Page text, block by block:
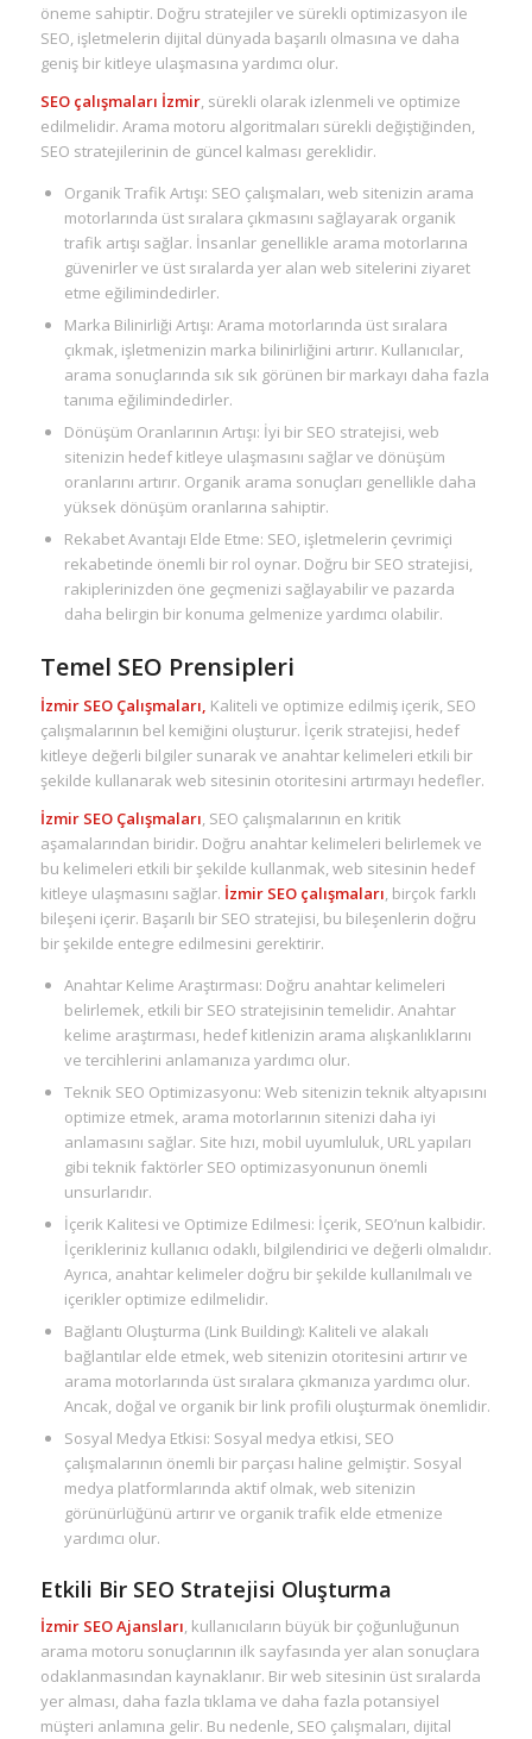
öneme sahiptir. Doğru stratejiler ve sürekli optimizasyon ile
SEO, işletmelerin dijital dünyada başarılı olmasına ve daha
geniş bir kitleye ulaşmasına yardımcı olur.
SEO çalışmaları İzmir, sürekli olarak izlenmeli ve optimize
edilmelidir. Arama motoru algoritmaları sürekli değiştiğinden,
SEO stratejilerinin de güncel kalması gereklidir.
Organik Trafik Artışı: SEO çalışmaları, web sitenizin arama
motorlarında üst sıralara çıkmasını sağlayarak organik
trafik artışı sağlar. İnsanlar genellikle arama motorlarına
güvenirler ve üst sıralarda yer alan web sitelerini ziyaret
etme eğilimindedirler.
Marka Bilinirliği Artışı: Arama motorlarında üst sıralara
çıkmak, işletmenizin marka bilinirliğini artırır. Kullanıcılar,
arama sonuçlarında sık sık görünen bir markayı daha fazla
tanıma eğilimindedirler.
Dönüşüm Oranlarının Artışı: İyi bir SEO stratejisi, web
sitenizin hedef kitleye ulaşmasını sağlar ve dönüşüm
oranlarını artırır. Organik arama sonuçları genellikle daha
yüksek dönüşüm oranlarına sahiptir.
Rekabet Avantajı Elde Etme: SEO, işletmelerin çevrimiçi
rekabetinde önemli bir rol oynar. Doğru bir SEO stratejisi,
rakiplerinizden öne geçmenizi sağlayabilir ve pazarda
daha belirgin bir konuma gelmenize yardımcı olabilir.
Temel SEO Prensipleri
İzmir SEO Çalışmaları, Kaliteli ve optimize edilmiş içerik, SEO
çalışmalarının bel kemiğini oluşturur. İçerik stratejisi, hedef
kitleye değerli bilgiler sunarak ve anahtar kelimeleri etkili bir
şekilde kullanarak web sitesinin otoritesini artırmayı hedefler.
İzmir SEO Çalışmaları, SEO çalışmalarının en kritik
aşamalarından biridir. Doğru anahtar kelimeleri belirlemek ve
bu kelimeleri etkili bir şekilde kullanmak, web sitesinin hedef
kitleye ulaşmasını sağlar. İzmir SEO çalışmaları, birçok farklı
bileşeni içerir. Başarılı bir SEO stratejisi, bu bileşenlerin doğru
bir şekilde entegre edilmesini gerektirir.
Anahtar Kelime Araştırması: Doğru anahtar kelimeleri
belirlemek, etkili bir SEO stratejisinin temelidir. Anahtar
kelime araştırması, hedef kitlenizin arama alışkanlıklarını
ve tercihlerini anlamanıza yardımcı olur.
Teknik SEO Optimizasyonu: Web sitenizin teknik altyapısını
optimize etmek, arama motorlarının sitenizi daha iyi
anlamasını sağlar. Site hızı, mobil uyumluluk, URL yapıları
gibi teknik faktörler SEO optimizasyonunun önemli
unsurlarıdır.
İçerik Kalitesi ve Optimize Edilmesi: İçerik, SEO’nun kalbidir.
İçerikleriniz kullanıcı odaklı, bilgilendirici ve değerli olmalıdır.
Ayrıca, anahtar kelimeler doğru bir şekilde kullanılmalı ve
içerikler optimize edilmelidir.
Bağlantı Oluşturma (Link Building): Kaliteli ve alakalı
bağlantılar elde etmek, web sitenizin otoritesini artırır ve
arama motorlarında üst sıralara çıkmanıza yardımcı olur.
Ancak, doğal ve organik bir link profili oluşturmak önemlidir.
Sosyal Medya Etkisi: Sosyal medya etkisi, SEO
çalışmalarının önemli bir parçası haline gelmiştir. Sosyal
medya platformlarında aktif olmak, web sitenizin
görünürlüğünü artırır ve organik trafik elde etmenize
yardımcı olur.
Etkili Bir SEO Stratejisi Oluşturma
İzmir SEO Ajansları, kullanıcıların büyük bir çoğunluğunun
arama motoru sonuçlarının ilk sayfasında yer alan sonuçlara
odaklanmasından kaynaklanır. Bir web sitesinin üst sıralarda
yer alması, daha fazla tıklama ve daha fazla potansiyel
müşteri anlamına gelir. Bu nedenle, SEO çalışmaları, dijital